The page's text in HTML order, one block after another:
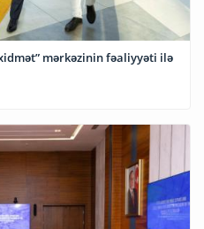
mərkəzinin fəaliyyəti ilə